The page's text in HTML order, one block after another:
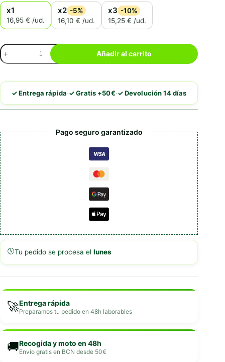
x1
16,95 € /ud.
x2 -5%
16,10 € /ud.
x3 -10%
15,25 € /ud.
Royal
Canin
Maltese
cantidad
Añadir al carrito
✓ Entrega rápida·✓ Gratis +50€·✓ Devolución 14 días
Pago seguro garantizado
🕔Tu pedido se procesa el lunes
🚀Entrega rápida
Preparamos tu pedido en 48h laborables
🚚Recogida y moto en 48h
Envío gratis en BCN desde 50€